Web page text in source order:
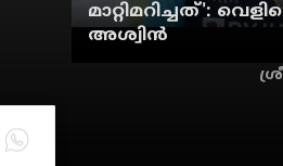
മാറ്റിമറിച്ചത്':
അശ്വിന്‍